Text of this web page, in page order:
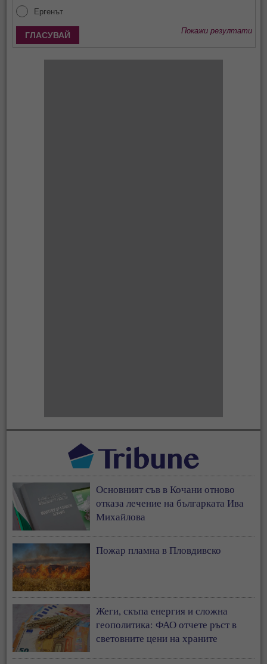
Ергенът
Покажи резултати
Основният съв в Кочани отново
отказа лечение на българката Ива
Михайлова
Пожар пламна в Пловдивско
Жеги, скъпа енергия и сложна
геополитика: ФАО отчете ръст в
световните цени на храните